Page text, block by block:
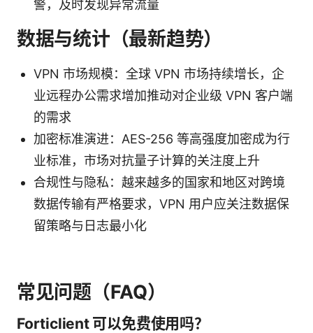
警，及时发现异常流量
数据与统计（最新趋势）
VPN 市场规模：全球 VPN 市场持续增长，企
业远程办公需求增加推动对企业级 VPN 客户端
的需求
加密标准演进：AES-256 等高强度加密成为行
业标准，市场对抗量子计算的关注度上升
合规性与隐私：越来越多的国家和地区对跨境
数据传输有严格要求，VPN 用户应关注数据保
留策略与日志最小化
常见问题（FAQ）
Forticlient 可以免费使用吗？